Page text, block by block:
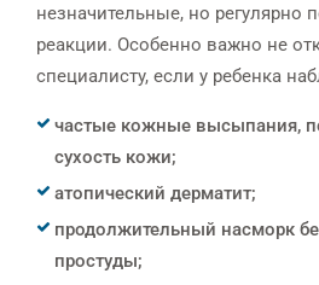
незначительные, но регулярно
реакции. Особенно важно не
специалисту, если у ребенка
частые кожные высыпания,
сухость кожи;
атопический дерматит;
продолжительный насморк
простуды;